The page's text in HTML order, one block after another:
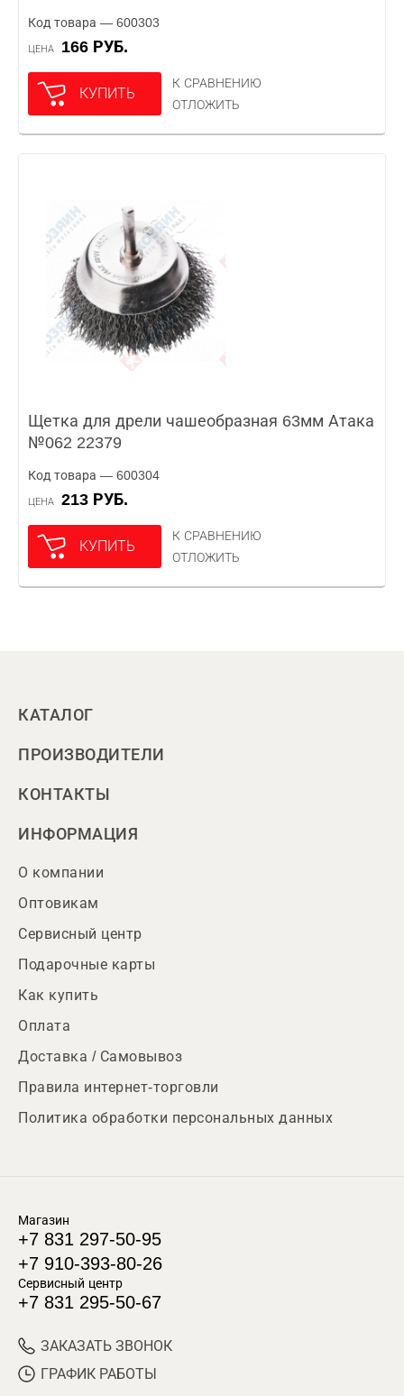
Код товара — 600303
ЦЕНА 166 РУБ.
КУПИТЬ
К СРАВНЕНИЮ
ОТЛОЖИТЬ
Щетка для дрели чашеобразная 63мм Атака
№062 22379
Код товара — 600304
ЦЕНА 213 РУБ.
КУПИТЬ
К СРАВНЕНИЮ
ОТЛОЖИТЬ
КАТАЛОГ
ПРОИЗВОДИТЕЛИ
КОНТАКТЫ
ИНФОРМАЦИЯ
О компании
Оптовикам
Сервисный центр
Подарочные карты
Как купить
Оплата
Доставка / Самовывоз
Правила интернет-торговли
Политика обработки персональных данных
Магазин
+7 831 297-50-95
+7 910-393-80-26
Сервисный центр
+7 831 295-50-67
ЗАКАЗАТЬ ЗВОНОК
ГРАФИК РАБОТЫ